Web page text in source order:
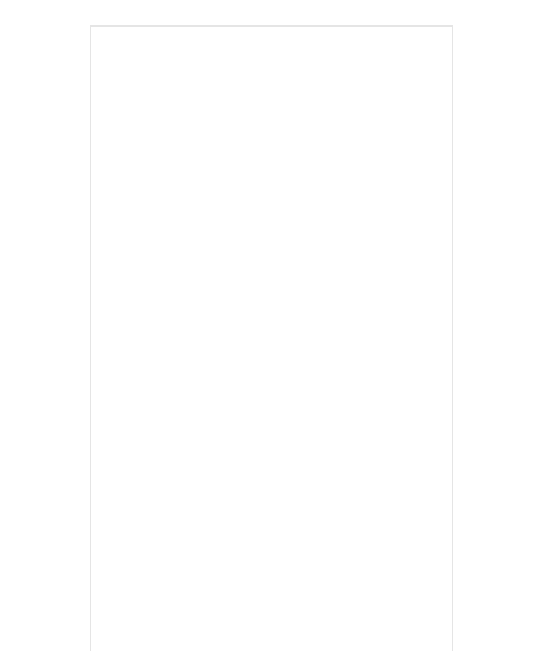
กองทุนรวม